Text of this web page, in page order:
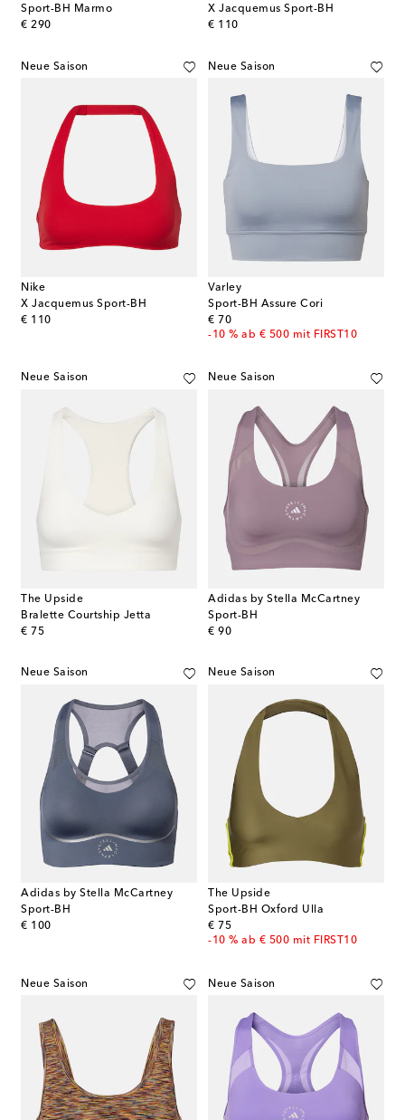
Sport-BH Marmo
€ 290
original price
X Jacquemus Sport-BH
€ 110
original price
Neue Saison
Nike
X Jacquemus Sport-BH
€ 110
original price
Neue Saison
Varley
Sport-BH Assure Cori
€ 70
original price
-10 % ab € 500 mit FIRST10
Neue Saison
The Upside
Bralette Courtship Jetta
€ 75
original price
Neue Saison
Adidas by Stella McCartney
Sport-BH
€ 90
original price
Neue Saison
Adidas by Stella McCartney
Sport-BH
€ 100
original price
Neue Saison
The Upside
Sport-BH Oxford Ulla
€ 75
original price
-10 % ab € 500 mit FIRST10
Neue Saison Neue Saison